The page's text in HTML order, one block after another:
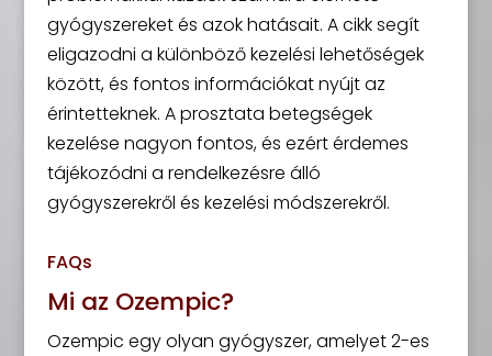
gyógyszereket és azok hatásait. A cikk segít
eligazodni a különböző kezelési lehetőségek
között, és fontos információkat nyújt az
érintetteknek. A prosztata betegségek
kezelése nagyon fontos, és ezért érdemes
tájékozódni a rendelkezésre álló
gyógyszerekről és kezelési módszerekről.
FAQs
Mi az Ozempic?
Ozempic egy olyan gyógyszer, amelyet 2-es